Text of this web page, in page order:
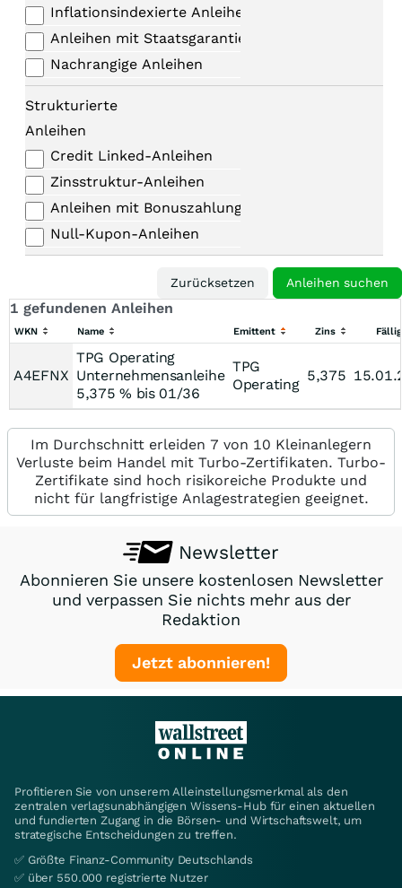
Inflationsindexierte Anleihen
Anleihen mit Staatsgarantie
Nachrangige Anleihen
Strukturierte
Anleihen
Credit Linked-Anleihen
Zinsstruktur-Anleihen
Anleihen mit Bonuszahlungen
Null-Kupon-Anleihen
1 gefundenen Anleihen
WKN Name Emittent Zins
A4EFNX
TPG Operating
Unternehmensanleihe
5,375 % bis 01/36
TPG
Operating
5,375
Im Durchschnitt erleiden 7 von 10 Kleinanlegern
Verluste beim Handel mit Turbo-Zertifikaten. Turbo-
Zertifikate sind hoch risikoreiche Produkte und
nicht für langfristige Anlagestrategien geeignet.
Newsletter
Abonnieren Sie unsere kostenlosen Newsletter
und verpassen Sie nichts mehr aus der
Redaktion
Jetzt abonnieren!
Profitieren Sie von unserem Alleinstellungsmerkmal als den
zentralen verlagsunabhängigen Wissens-Hub für einen aktuellen
und fundierten Zugang in die Börsen- und Wirtschaftswelt, um
strategische Entscheidungen zu treffen.
✅ Größte Finanz-Community Deutschlands
✅ über 550.000 registrierte Nutzer